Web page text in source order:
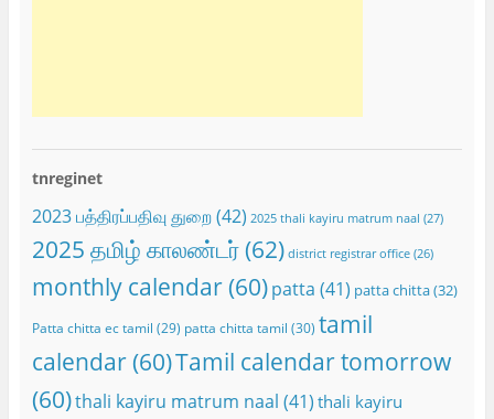
tnreginet
2023 பத்திரப்பதிவு துறை(42) 2025 thali kayiru matrum naal (27)
2025 தமிழ் காலண்டர்(62) district registrar office(26)
monthly calendar(60) patta (41) patta chitta(32)
Patta chitta ec tamil (29) patta chitta tamil (30) tamil
calendar(60)Tamil calendar tomorrow
(60)thali kayiru matrum naal (41) thali kayiru